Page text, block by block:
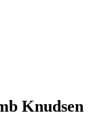
Knudsen